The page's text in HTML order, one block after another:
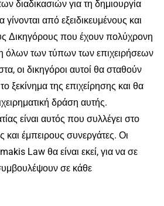
διαδικασιών για τη δημιουργία
γίνονται από εξειδικευμένους και
Δικηγόρους που έχουν πολύχρονη
όλων των τύπων των επιχειρήσεων
οι δικηγόροι αυτοί θα σταθούν
ξεκίνημα της επιχείρησης και θα
δράση αυτής.
είναι αυτός που συλλέγει στο
και έμπειρους συνεργάτες. Οι
Law θα είναι εκεί, για να σε
σε κάθε